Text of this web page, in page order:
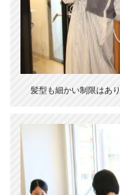
髪型も細かい制限はあ